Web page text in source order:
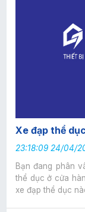
Xe đạp thể
23:18:09 24/04/
Bạn đang phân
thể dục ở cửa
xe đạp thể dục